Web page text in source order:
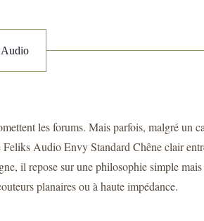
Audio
les forums. Mais parfois, malgré un
Audio Envy Standard Chêne clair
il repose sur une philosophie simple
planaires ou à haute impédance.